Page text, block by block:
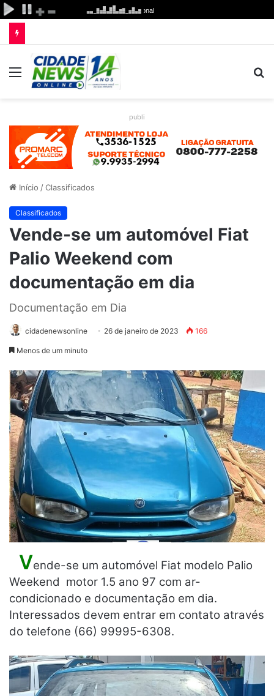
Menu
publi
Início /Classificados
Classificados
Vende-se um automóvel Fiat
Palio Weekend com
documentação em dia
Documentação em Dia
cidadenewsonline 26 de janeiro de 2023 166
Menos de um minuto
Vende-se um automóvel Fiat modelo Palio
Weekend motor 1.5 ano 97 com ar-
condicionado e documentação em dia.
Interessados devem entrar em contato através
do telefone (66) 99995-6308.